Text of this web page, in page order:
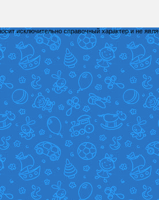
исключительно справочный характер и не